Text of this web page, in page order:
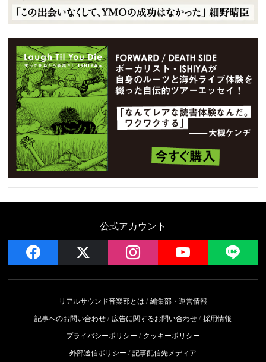
公式アカウント
facebook instagram YouTube
リアルサウンド音楽部とは
編集部・運営情報
記事へのお問い合わせ
広告に関するお問い合わせ 採用情報
プライバシーポリシー
クッキーポリシー
外部送信ポリシー
記事配信先メディア